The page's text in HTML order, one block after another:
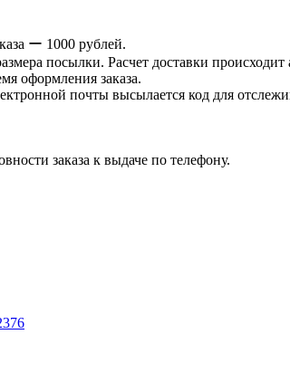
ー 1000 рублей.
посылки. Расчет доставки
оформления заказа.
почты высылается код для
заказа к выдаче по телефону.